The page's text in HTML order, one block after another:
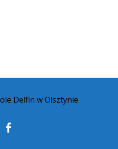
Delfin w Olsztynie